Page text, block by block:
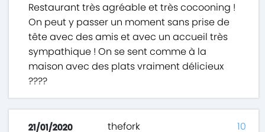
Restaurant très agréable et très cocooning !
On peut y passer un moment sans prise de
tête avec des amis et avec un accueil très
sympathique ! On se sent comme à la
maison avec des plats vraiment délicieux
????
21/01/2020 thefork 10